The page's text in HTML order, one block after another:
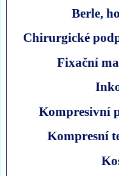
Berle,
Chirurgické
Fixační
Kompresivní
Kompresní